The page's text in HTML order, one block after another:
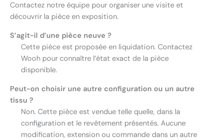
Contactez notre équipe pour organiser une visite et
découvrir la pièce en exposition.
S’agit-il d’une pièce neuve ?
Cette pièce est proposée en liquidation. Contactez
Wooh pour connaître l’état exact de la pièce
disponible.
Peut-on choisir une autre configuration ou un autre
tissu ?
Non. Cette pièce est vendue telle quelle, dans la
configuration et le revêtement présentés. Aucune
modification, extension ou commande dans un autre